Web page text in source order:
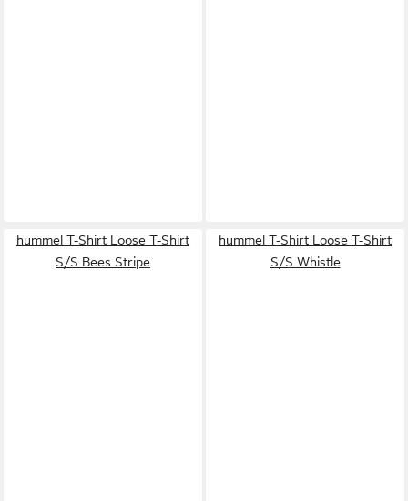
hummel T-Shirt Loose T-Shirt
S/S Bees Stripe
hummel T-Shirt Loose T-Shirt
S/S Whistle